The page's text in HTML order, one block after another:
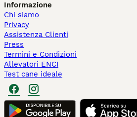
Informazione
Chi siamo
Privacy
Assistenza Clienti
Press
Termini e Condizioni
Allevatori ENCI
Test cane ideale